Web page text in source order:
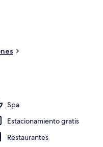
la playa.
Spa
Estacionamiento gratis
Restaurantes